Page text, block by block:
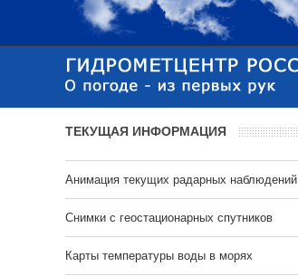
ТЕКУЩАЯ ИНФОРМАЦИЯ
Анимация текущих радарных наблюдений
Cнимки с геостационарных спутников
Карты температуры воды в морях